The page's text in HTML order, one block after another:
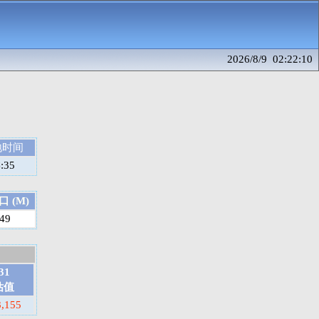
2026/8/9 02:22:10
间
(M)
值